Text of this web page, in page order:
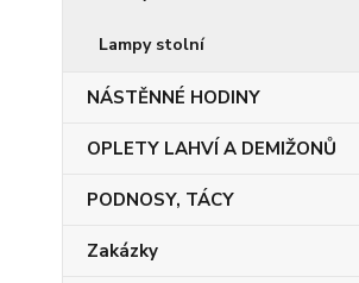
Lampy stolní
NÁSTĚNNÉ HODINY
OPLETY LAHVÍ A DEMIŽONŮ
PODNOSY, TÁCY
Zakázky